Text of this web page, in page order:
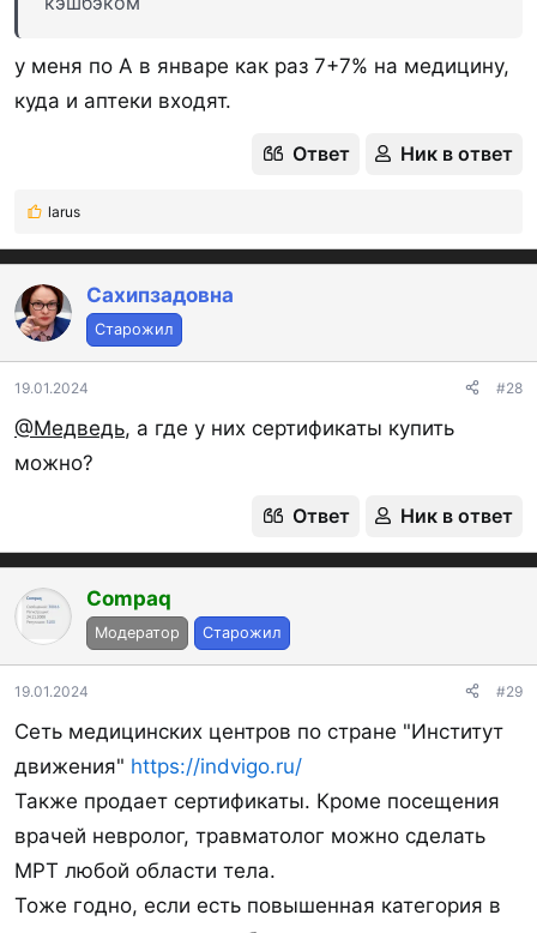
у меня по А в январе как раз 7+7% на медицину,
куда и аптеки входят.
Ответ Ник в ответ
Р
а
к
ц
и
и
:
larus
Сахипзадовна
Старожил
19.01.2024 #28
@Медведь, а где у них сертификаты купить
можно?
Ответ Ник в ответ
Compaq
Модератор Старожил
19.01.2024 #29
Сеть медицинских центров по стране "Институт
движения" https://indvigo.ru/
Также продает сертификаты. Кроме посещения
врачей невролог, травматолог можно сделать
МРТ любой области тела.
Тоже годно, если есть повышенная категория в